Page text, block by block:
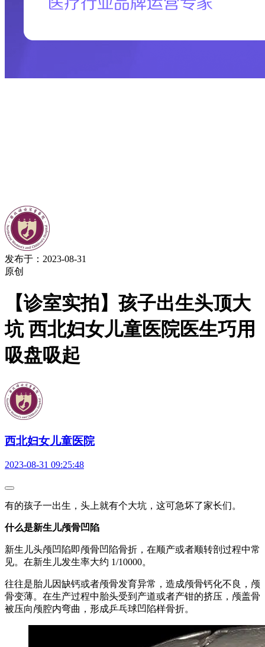
发布于：2023-08-31
原创
【诊室实拍】孩子出生头顶大
坑 西北妇女儿童医院医生巧用
吸盘吸起
西北妇女儿童医院
2023-08-31 09:25:48
有的孩子一出生，头上就有个大坑，这可急坏了家长们。
什么是新生儿颅骨凹陷
新生儿头颅凹陷即颅骨凹陷骨折，在顺产或者顺转剖过程中常
见。在新生儿发生率大约 1/10000。
往往是胎儿因缺钙或者颅骨发育异常，造成颅骨钙化不良，颅
骨变薄。在生产过程中胎头受到产道或者产钳的挤压，颅盖骨
被压向颅腔内弯曲，形成乒乓球凹陷样骨折。